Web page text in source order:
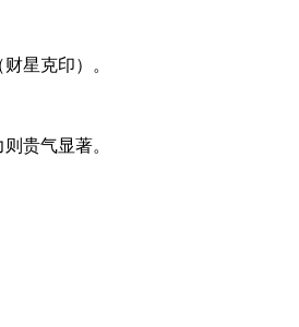
星克印）。
贵气显著。